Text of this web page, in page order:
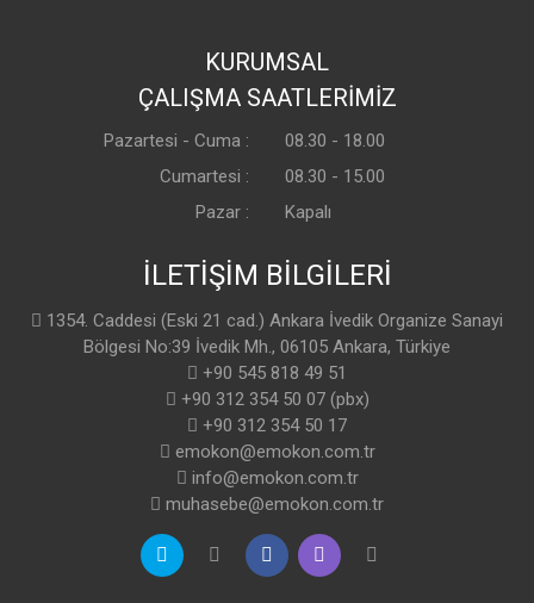
KURUMSAL
ÇALIŞMA SAATLERİMİZ
Pazartesi - Cuma :
Cumartesi :
Pazar :
08.30 - 18.00
08.30 - 15.00
Kapalı
İLETİŞİM BİLGİLERİ
1354. Caddesi (Eski 21 cad.) Ankara İvedik Organize Sanayi
Bölgesi No:39 İvedik Mh., 06105 Ankara, Türkiye
+90 545 818 49 51
+90 312 354 50 07 (pbx)
+90 312 354 50 17
emokon@emokon.com.tr
info@emokon.com.tr
muhasebe@emokon.com.tr